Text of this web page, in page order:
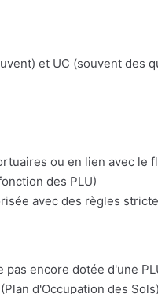
et UC (souvent des
ou en lien avec le
des PLU)
avec des règles
encore dotée d'une
d'Occupation des